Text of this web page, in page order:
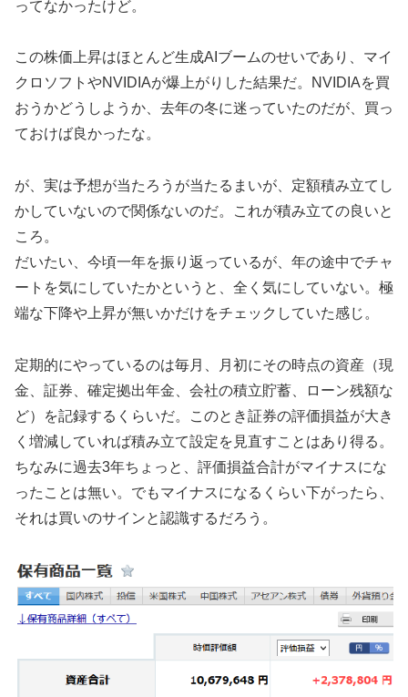
ってなかったけど。
この株価上昇はほとんど生成AIブームのせいであり、マイ
クロソフトやNVIDIAが爆上がりした結果だ。NVIDIAを買
おうかどうしようか、去年の冬に迷っていたのだが、買っ
ておけば良かったな。
が、実は予想が当たろうが当たるまいが、定額積み立てし
かしていないので関係ないのだ。これが積み立ての良いと
ころ。
だいたい、今頃一年を振り返っているが、年の途中でチャ
ートを気にしていたかというと、全く気にしていない。極
端な下降や上昇が無いかだけをチェックしていた感じ。
定期的にやっているのは毎月、月初にその時点の資産（現
金、証券、確定拠出年金、会社の積立貯蓄、ローン残額な
ど）を記録するくらいだ。このとき証券の評価損益が大き
く増減していれば積み立て設定を見直すことはあり得る。
ちなみに過去3年ちょっと、評価損益合計がマイナスにな
ったことは無い。でもマイナスになるくらい下がったら、
それは買いのサインと認識するだろう。